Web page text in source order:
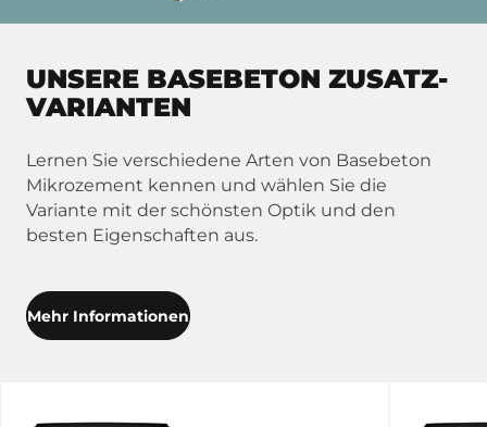
UNSERE BASEBETON ZUSATZ-
VARIANTEN
Lernen Sie verschiedene Arten von Basebeton
Mikrozement kennen und wählen Sie die
Variante mit der schönsten Optik und den
besten Eigenschaften aus.
Mehr Informationen